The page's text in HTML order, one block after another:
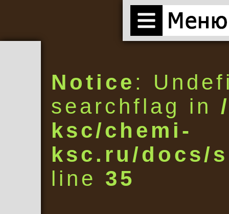
Notice :
searchflag in
ksc/chemi-
ksc.ru/docs/
line 35